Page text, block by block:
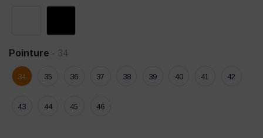
Pointure - 34
34 35 36 37 38 39 40 41 42
43 44 45 46